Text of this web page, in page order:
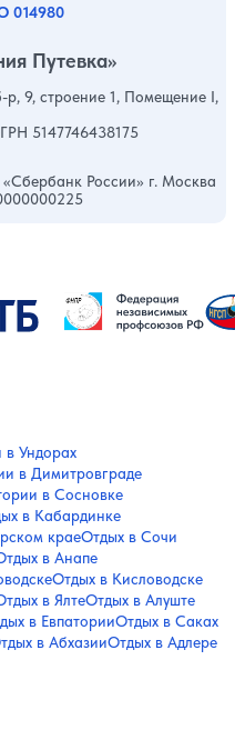
014980
Путевка»
р, 9, строение 1, Помещение I,
5147746438175
России» г. Москва
Ундорах
в Димитровграде
в Сосновке
в Кабардинке
краеОтдых в Сочи
в Анапе
Отдых в Кисловодске
в ЯлтеОтдых в Алуште
в ЕвпаторииОтдых в Саках
в АбхазииОтдых в Адлере